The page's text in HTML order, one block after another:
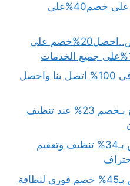
شركة تنظيف بضرما..احصل على خصم40%على
شركة تنظيف مطاعم بالرياض..احصل20%خصم على
جلي بلاط النسيم جلي احترافي 100% اتصل بنا واحصل
شركة تنظيف فرشات بالخرج بـخصم 23% عند تنظيف
شركة تنظيف مكاتب بالرياض بـ34% تنظيف وتعقيم
شركة تنظيف بالبخار بالرياض بـ45% خصم فوري لنظافة